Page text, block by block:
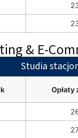
& E-
Studia
Opłaty